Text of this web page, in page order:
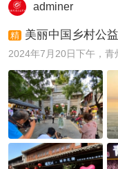
adminer
精 美丽中国乡村公